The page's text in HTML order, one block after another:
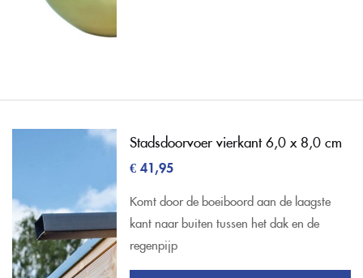
Stadsdoorvoer vierkant 6,0 x 8,0 cm
€41,95
Komt door de boeiboord aan de laagste
kant naar buiten tussen het dak en de
regenpijp